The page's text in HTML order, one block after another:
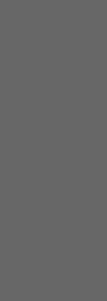
/ 35 in, Buste: 107
in, Taille: 150 cm /